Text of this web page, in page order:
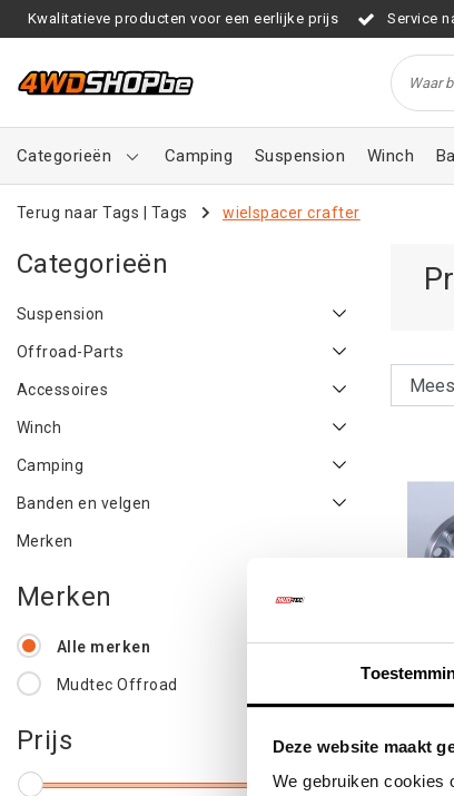
Deze website maakt
We gebruiken cookies
Kwalitatieve producten voor een eerlijke prijs Service
Categorieën Camping Suspension Winch
Terug naar Tags Tags wielspacer crafter
Categorieën
Suspension
Offroad-Parts
Accessoires
Winch
Camping
Banden en velgen
Merken
Merken
Alle merken
Mudtec Offroad
Prijs